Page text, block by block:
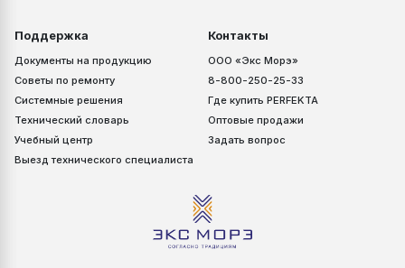
Поддержка
Документы на продукцию
Советы по ремонту
Системные решения
Технический словарь
Учебный центр
Выезд технического специалиста
Контакты
ООО «Экс Морэ»
8-800-250-25-33
Где купить PERFEKTA
Оптовые продажи
Задать вопрос